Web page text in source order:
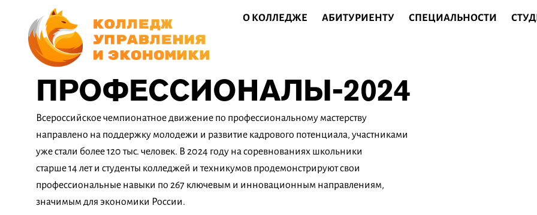
О КОЛЛЕДЖЕ АБИТУРИЕНТУ СПЕЦИАЛЬНОСТИ
ПРОФЕССИОНАЛЫ-2024
Всероссийское чемпионатное движение по профессиональному мастерству
направлено на поддержку молодежи и развитие кадрового потенциала, участниками
уже стали более 120 тыс. человек. В 2024 году на соревнованиях школьники
старше 14 лет и студенты колледжей и техникумов продемонстрируют свои
профессиональные навыки по 267 ключевым и инновационным направлениям,
значимым для экономики России.